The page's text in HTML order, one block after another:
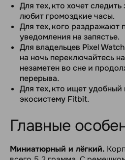
Для тех, кто хочет
любит громоздкие часы.
Для тех, кого раздражают
уведомления на запястье.
Для владельцев Pixel
на ночь переключайтесь
незаметен во сне и
перерыва.
Для тех, кто ищет
экосистему Fitbit.
Главные
Миниатюрный и лёгкий.